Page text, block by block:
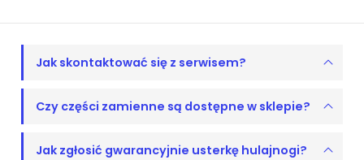
Jak skontaktować się z serwisem?
Czy części zamienne są dostępne w sklepie?
Jak zgłosić gwarancyjnie usterkę hulajnogi?